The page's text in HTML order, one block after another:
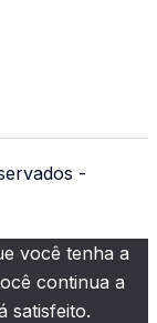
-
você tenha a
continua a
satisfeito.